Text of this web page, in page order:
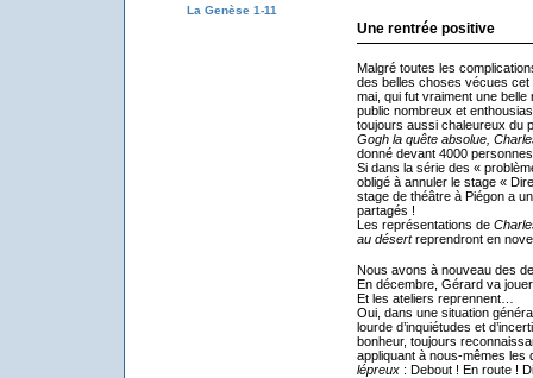
La Genèse 1-11
Une rentrée positive
Malgré toutes les
des belles choses vécues cet
mai, qui fut vraiment une
public nombreux et
toujours aussi chaleureux du
Gogh la quête absolue,
donné devant 4000
Si dans la série des «
obligé à annuler le stage «
stage de théâtre à Piégon a
partagés !
Les représentations de
au désertreprendront en
Nous avons à nouveau des
En décembre, Gérard va
Et les ateliers reprennent…
Oui, dans une situation
lourde d’inquiétudes et
bonheur, toujours
appliquant à nous-mêmes les
lépreux: Debout ! En route !